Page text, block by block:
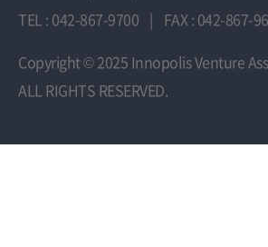
TEL : 042-867-9700 | FAX : 042-867-
Copyright© 2025 Innopolis Venture
ALL RIGHTS RESERVED.